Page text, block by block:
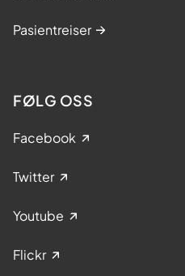
Pasientreiser
FØLG OSS
Facebook
Twitter
Youtube
Flickr